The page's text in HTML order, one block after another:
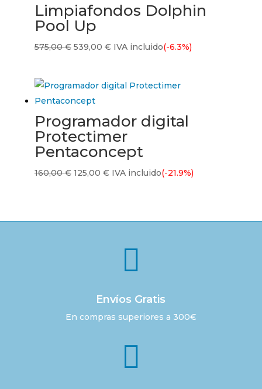
326,00 €.230,00 €.
Limpiafondos Dolphin
Pool Up
575,00€ El
era:
575,00 €.
539,00 €El
es:
IVA incluido(-6.3%)
Programador digital
Protectimer
Pentaconcept
160,00€ El
125,00 €ElIVA incluido(-21.9%)

Envíos Gratis
En compras superiores a 300€
